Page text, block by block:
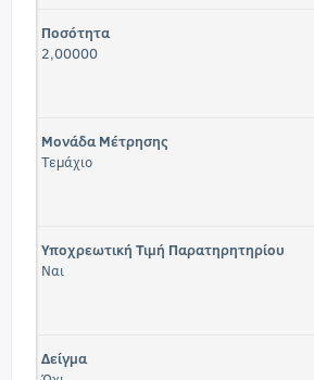
Ποσότητα
2,00000
Μονάδα Μέτρησης
Τεμάχιο
Υποχρεωτική Τιμή Παρατηρητηρίου
Ναι
Δείγμα